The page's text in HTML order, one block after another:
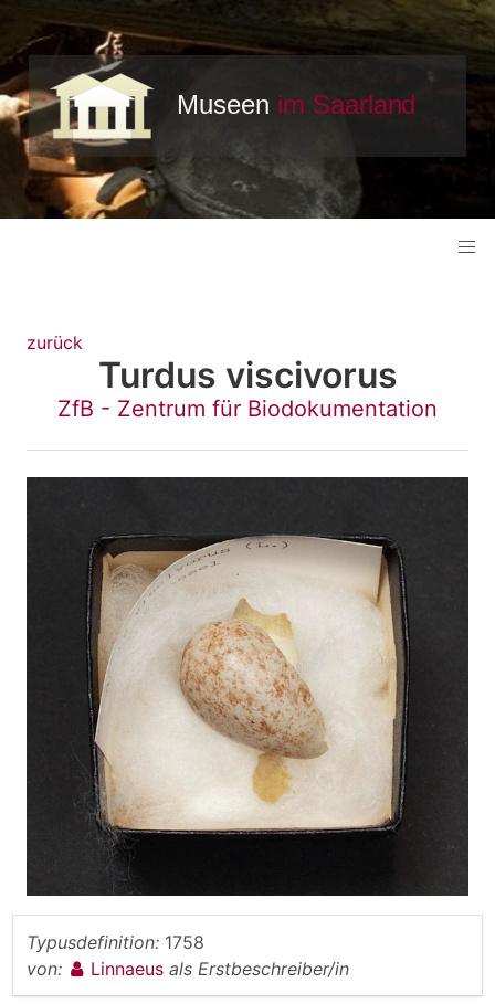
zurück
Turdus viscivorus
ZfB - Zentrum für Biodokumentation
Typusdefinition: 1758
von:
Linnaeus als Erstbeschreiber/in